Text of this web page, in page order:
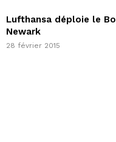
Lufthansa déploie le
Newark
28 février 2015